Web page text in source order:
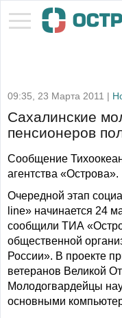
09:35, 23 Марта 2011 |
Сахалинские
пенсионеров
Сообщение
агентства «Острова».
Очередной этап
line» начинается 24
сообщили ТИА
общественной
России». В проекте
ветеранов Великой
Молодогвардейцы
основными